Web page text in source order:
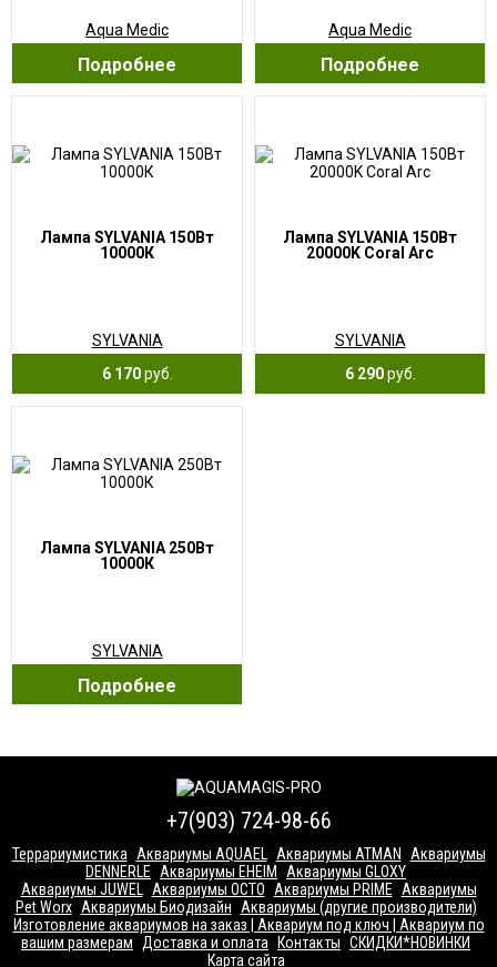
Aqua Medic
Подробнее
Aqua Medic
Подробнее
Лампа SYLVANIA 150Вт
10000К
SYLVANIA
6 170руб.
Лампа SYLVANIA 150Вт
20000K Coral Arc
SYLVANIA
6 290руб.
Лампа SYLVANIA 250Вт
10000К
SYLVANIA
Подробнее
+7(903) 724-98-66
Террариумистика Аквариумы AQUAEL Аквариумы ATMAN
Аквариумы
DENNERLE
Аквариумы EHEIM
Аквариумы GLOXY
Аквариумы JUWEL
Аквариумы OCTO Аквариумы PRIME
Аквариумы
Pet Worx Аквариумы Биодизайн
Аквариумы (другие производители)
Изготовление аквариумов на заказ | Аквариум под ключ | Аквариум по
вашим размерам
Доставка и оплата Контакты СКИДКИ*НОВИНКИ
Карта сайта